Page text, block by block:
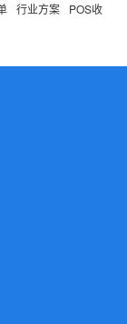
行业方案
POS收